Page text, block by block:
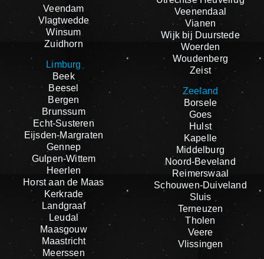
Veendam
Vlagtwedde
Winsum
Zuidhorn
Limburg
Beek
Beesel
Bergen
Brunssum
Echt-Susteren
Eijsden-Margraten
Gennep
Gulpen-Wittem
Heerlen
Horst aan de Maas
Kerkrade
Landgraaf
Leudal
Maasgouw
Maastricht
Meerssen
Veenendaal
Vianen
Wijk bij Duurstede
Woerden
Woudenberg
Zeist
Zeeland
Borsele
Goes
Hulst
Kapelle
Middelburg
Noord-Beveland
Reimerswaal
Schouwen-Duiveland
Sluis
Terneuzen
Tholen
Veere
Vlissingen